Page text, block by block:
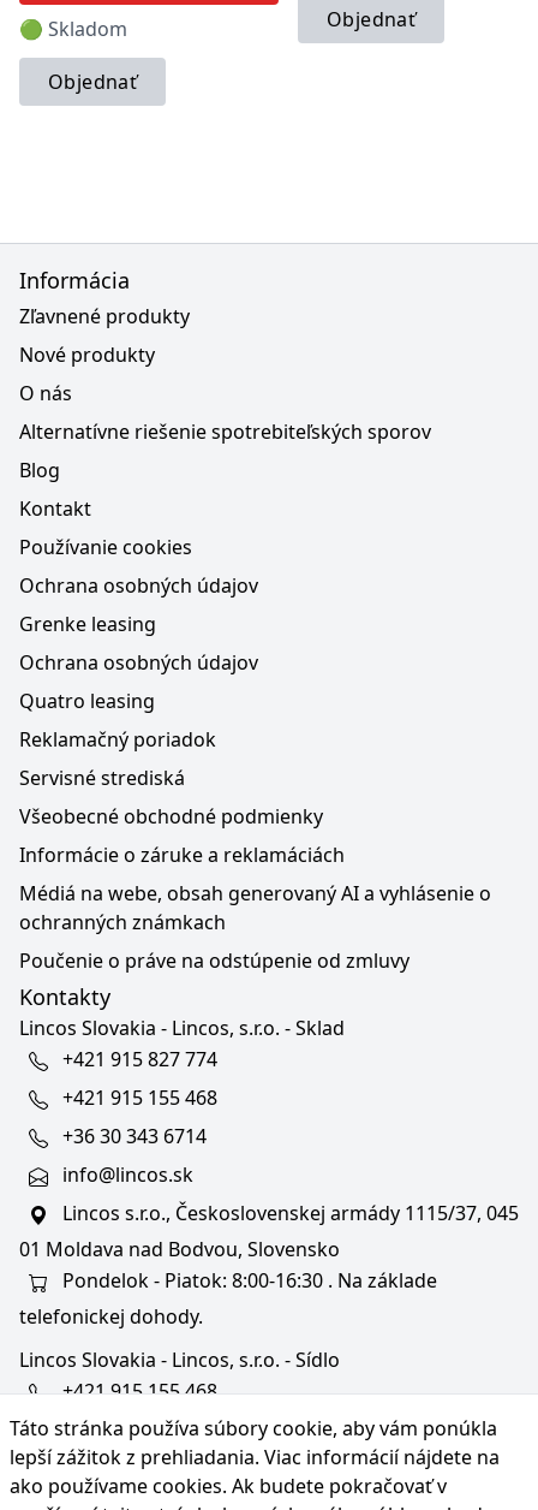
🟢 Skladom
Objednať
Objednať
Táto stránka používa súbory cookie, aby vám ponúkla
lepší zážitok z prehliadania. Viac informácií nájdete na
ako používame cookies. Ak budete pokračovať v
Informácia
Zľavnené produkty
Nové produkty
O nás
Alternatívne riešenie spotrebiteľských sporov
Blog
Kontakt
Používanie cookies
Ochrana osobných údajov
Grenke leasing
Ochrana osobných údajov
Quatro leasing
Reklamačný poriadok
Servisné strediská
Všeobecné obchodné podmienky
Informácie o záruke a reklamáciách
Médiá na webe, obsah generovaný AI a vyhlásenie o
ochranných známkach
Poučenie o práve na odstúpenie od zmluvy
Kontakty
Lincos Slovakia - Lincos, s.r.o. - Sklad
+421 915 827 774
+421 915 155 468
+36 30 343 6714
info@lincos.sk
Lincos s.r.o., Československej armády 1115/37, 045
01 Moldava nad Bodvou, Slovensko
Pondelok - Piatok: 8:00-16:30 . Na základe
telefonickej dohody.
Lincos Slovakia - Lincos, s.r.o. - Sídlo
+421 915 155 468
+36/30 343 6714
bratislava@lincos.sk